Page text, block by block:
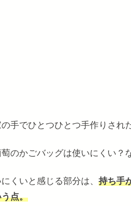
手でひとつひとつ手作りされ
のかごバッグは使いにくい？
くいと感じる部分は、 持ち手
点。